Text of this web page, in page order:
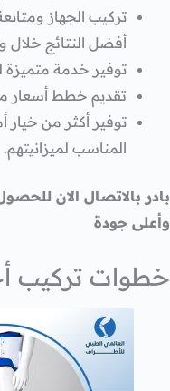
تركيب الجهاز
أفضل النتائج
توفير خدمة متميزة
تقديم خطط أسعار
توفير أكثر من خيار
المناسب لميزانيتهم.
بادر بالاتصال الان
وأعلى جودة
خطوات تركيب